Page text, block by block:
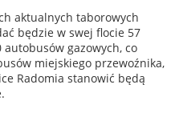
aktualnych taborowych
będzie w swej flocie 57
gazowych, co
miejskiego przewoźnika,
Radomia stanowić będą